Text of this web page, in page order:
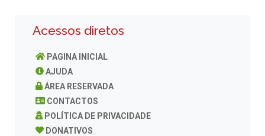
Acessos diretos
PAGINA INICIAL
AJUDA
ÁREA RESERVADA
CONTACTOS
POLÍTICA DE PRIVACIDADE
DONATIVOS